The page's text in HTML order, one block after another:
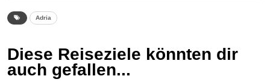
Adria
Diese Reiseziele könnten dir
auch gefallen...